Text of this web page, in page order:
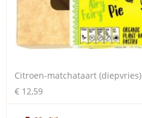
Citroen-matchataart (diepvries)
€ 12,59